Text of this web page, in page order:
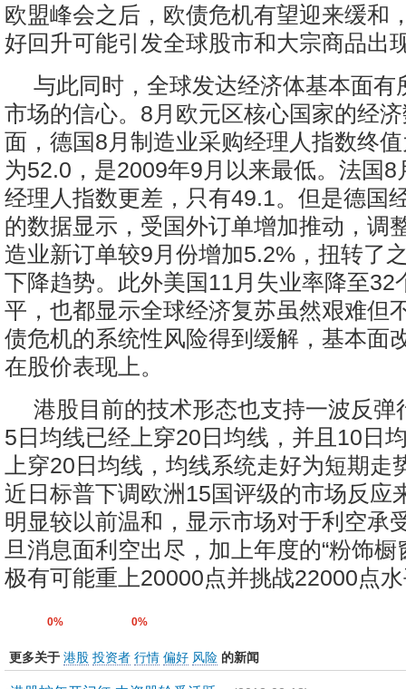
欧盟峰会之后，欧债危机有望迎来缓和
好回升可能引发全球股市和大宗商品出
与此同时，全球发达经济体基本面有
市场的信心。8月欧元区核心国家的经
面，德国8月制造业采购经理人指数终
为52.0，是2009年9月以来最低。法国8
经理人指数更差，只有49.1。但是德国
的数据显示，受国外订单增加推动，调
造业新订单较9月份增加5.2%，扭转了
下降趋势。此外美国11月失业率降至32
平，也都显示全球经济复苏虽然艰难但
债危机的系统性风险得到缓解，基本面
在股价表现上。
港股目前的技术形态也支持一波反弹
5日均线已经上穿20日均线，并且10日
上穿20日均线，均线系统走好为短期走
近日标普下调欧洲15国评级的市场反应
明显较以前温和，显示市场对于利空承
旦消息面利空出尽，加上年度的“粉饰橱
极有可能重上20000点并挑战22000点
0% 0%
更多关于 港股 投资者 行情 偏好 风险 的新闻